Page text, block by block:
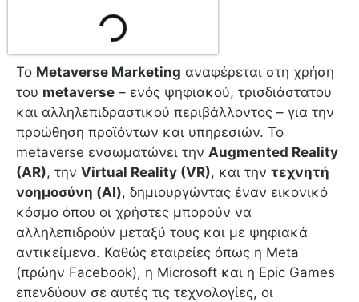
Το Metaverse Marketing αναφέρεται στη χρήση
του metaverse – ενός ψηφιακού, τρισδιάστατου
και αλληλεπιδραστικού περιβάλλοντος – για την
προώθηση προϊόντων και υπηρεσιών. Το
metaverse ενσωματώνει την Augmented Reality
(AR), την Virtual Reality (VR), και την τεχνητή
νοημοσύνη (AI), δημιουργώντας έναν εικονικό
κόσμο όπου οι χρήστες μπορούν να
αλληλεπιδρούν μεταξύ τους και με ψηφιακά
αντικείμενα. Καθώς εταιρείες όπως η Meta
(πρώην Facebook), η Microsoft και η Epic Games
επενδύουν σε αυτές τις τεχνολογίες, οι